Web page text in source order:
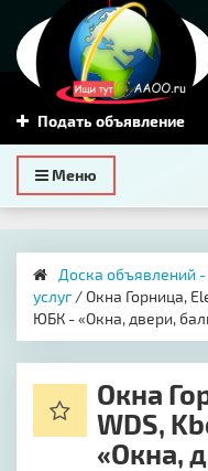
Подать объявление
Toggle
navigation
Меню
Доска объявлений
услуг/ Окна Горница,
ЮБК - «Окна, двери,
Окна
WDS,
«Окна,